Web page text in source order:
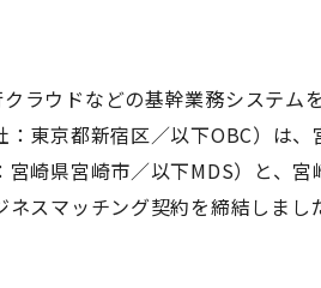
ラウドなどの基幹業務システ
東京都新宿区／以下OBC）は
崎県宮崎市／以下MDS）と、
ネスマッチング契約を締結しまし